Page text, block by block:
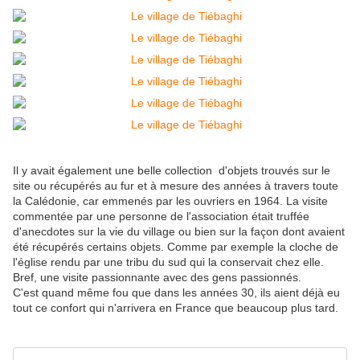
Il y avait également une belle collection d'objets trouvés sur le
site ou récupérés au fur et à mesure des années à travers toute
la Calédonie, car emmenés par les ouvriers en 1964. La visite
commentée par une personne de l'association était truffée
d'anecdotes sur la vie du village ou bien sur la façon dont avaient
été récupérés certains objets. Comme par exemple la cloche de
l'église rendu par une tribu du sud qui la conservait chez elle.
Bref, une visite passionnante avec des gens passionnés.
C'est quand même fou que dans les années 30, ils aient déjà eu
tout ce confort qui n'arrivera en France que beaucoup plus tard.